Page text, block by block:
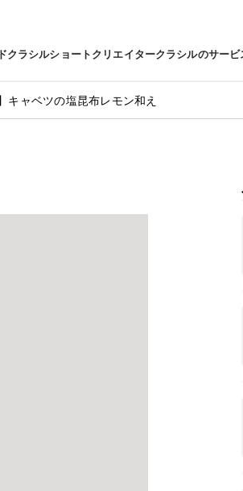
クラシルショートクリエイタークラシルのサービ
キャベツの塩昆布レモン和え